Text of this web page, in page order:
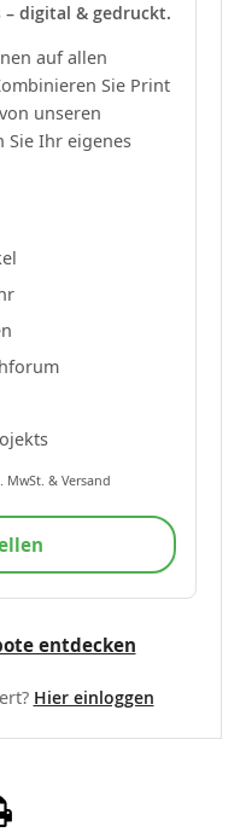
digital & gedruckt.
auf allen
Sie Print
unseren
Sie Ihr eigenes
& Versand
entdecken
Hier einloggen